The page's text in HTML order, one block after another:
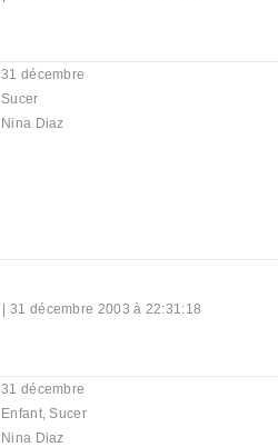
31 décembre
Sucer
Nina Diaz
|31 décembre 2003 à 22:31:18
31 décembre
Enfant, Sucer
Nina Diaz